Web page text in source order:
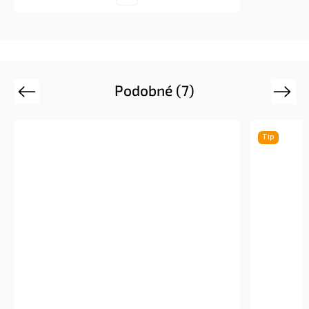
Podobné (7)
Previous Next